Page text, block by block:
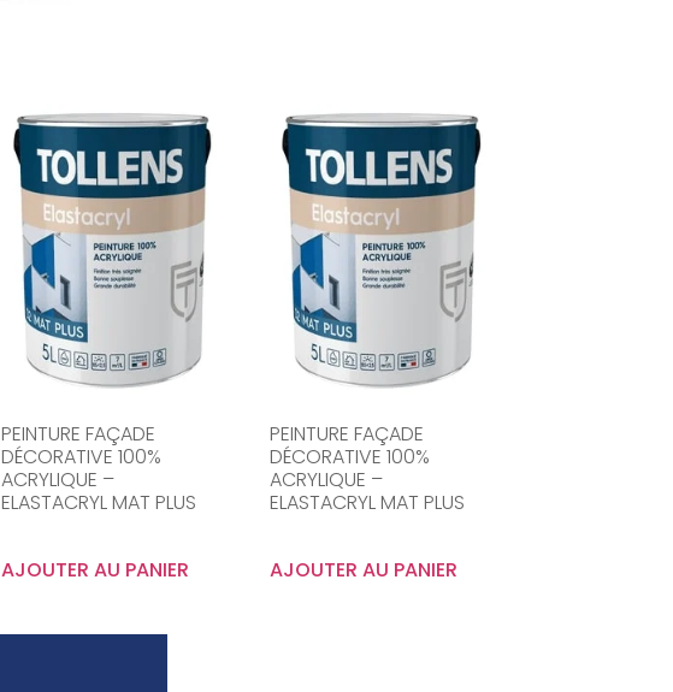
PEINTURE FAÇADE
DÉCORATIVE 100%
ACRYLIQUE –
ELASTACRYL MAT PLUS
AJOUTER AU PANIER
PEINTURE FAÇADE
DÉCORATIVE 100%
ACRYLIQUE –
ELASTACRYL MAT PLUS
AJOUTER AU PANIER